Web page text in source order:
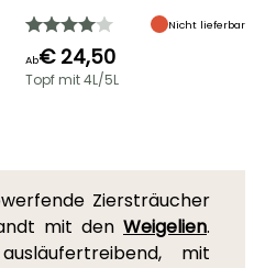
Nicht lieferbar
Ab€ 24,50
Topf mit 4L/5L
Ziersträucher
mit den Weigelien.
mit